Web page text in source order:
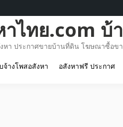
าไทย.com
หา ประกาศขายบ้านที่ดิน โฆษณาซื้อข
จ้างโพสอสังหา อสังหาฟรี ประกาศ